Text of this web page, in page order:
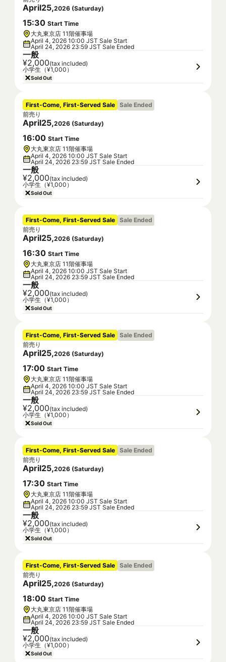
April25,2026 (Saturday)
15:30 Start Time
大丸東京店 11階催事場
April 4, 2026 10:00 JST Sale Start
April 24, 2026 23:59 JST Sale Ended
一般
¥2,000(tax included)
小学生（¥1,000）
Sold Out
First-Come, First-Served Sale Sale Ended
前売り
April25,2026 (Saturday)
16:00 Start Time
大丸東京店 11階催事場
April 4, 2026 10:00 JST Sale Start
April 24, 2026 23:59 JST Sale Ended
一般
¥2,000(tax included)
小学生（¥1,000）
Sold Out
First-Come, First-Served Sale Sale Ended
前売り
April25,2026 (Saturday)
16:30 Start Time
大丸東京店 11階催事場
April 4, 2026 10:00 JST Sale Start
April 24, 2026 23:59 JST Sale Ended
一般
¥2,000(tax included)
小学生（¥1,000）
Sold Out
First-Come, First-Served Sale Sale Ended
前売り
April25,2026 (Saturday)
17:00 Start Time
大丸東京店 11階催事場
April 4, 2026 10:00 JST Sale Start
April 24, 2026 23:59 JST Sale Ended
一般
¥2,000(tax included)
小学生（¥1,000）
Sold Out
First-Come, First-Served Sale Sale Ended
前売り
April25,2026 (Saturday)
17:30 Start Time
大丸東京店 11階催事場
April 4, 2026 10:00 JST Sale Start
April 24, 2026 23:59 JST Sale Ended
一般
¥2,000(tax included)
小学生（¥1,000）
Sold Out
First-Come, First-Served Sale Sale Ended
前売り
April25,2026 (Saturday)
18:00 Start Time
大丸東京店 11階催事場
April 4, 2026 10:00 JST Sale Start
April 24, 2026 23:59 JST Sale Ended
一般
¥2,000(tax included)
小学生（¥1,000）
Sold Out